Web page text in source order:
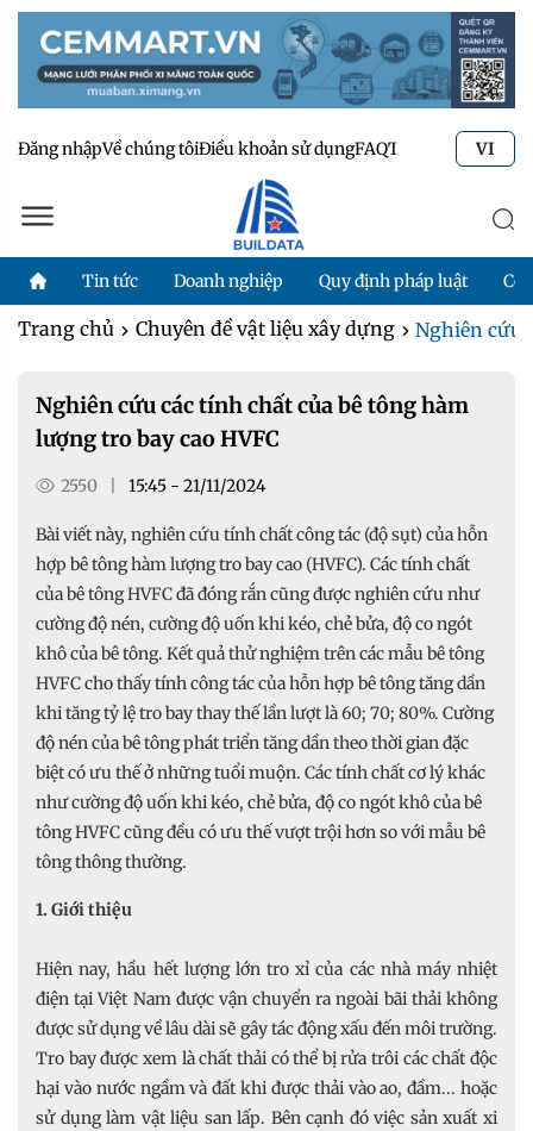
Đăng nhậpVề chúng tôiĐiều khoản sử dụngFAQTư vấn kỹ thuật
VI
Tin tức Doanh nghiệp Quy định pháp luật
Trang chủ Chuyên đề vật liệu xây dựng Nghiên cứu
Nghiên cứu các tính chất của bê tông hàm
lượng tro bay cao HVFC
2550 15:45 - 21/11/2024
Bài viết này, nghiên cứu tính chất công tác (độ sụt) của hỗn
hợp bê tông hàm lượng tro bay cao (HVFC). Các tính chất
của bê tông HVFC đã đóng rắn cũng được nghiên cứu như
cường độ nén, cường độ uốn khi kéo, chẻ bửa, độ co ngót
khô của bê tông. Kết quả thử nghiệm trên các mẫu bê tông
HVFC cho thấy tính công tác của hỗn hợp bê tông tăng dần
khi tăng tỷ lệ tro bay thay thế lần lượt là 60; 70; 80%. Cường
độ nén của bê tông phát triển tăng dần theo thời gian đặc
biệt có ưu thế ở những tuổi muộn. Các tính chất cơ lý khác
như cường độ uốn khi kéo, chẻ bửa, độ co ngót khô của bê
tông HVFC cũng đều có ưu thế vượt trội hơn so với mẫu bê
tông thông thường.
1. Giới thiệu
Hiện nay, hầu hết lượng lớn tro xỉ của các nhà máy nhiệt
điện tại Việt Nam được vận chuyển ra ngoài bãi thải không
được sử dụng về lâu dài sẽ gây tác động xấu đến môi trường.
Tro bay được xem là chất thải có thể bị rửa trôi các chất độc
hại vào nước ngầm và đất khi được thải vào ao, đầm... hoặc
sử dụng làm vật liệu san lấp. Bên cạnh đó việc sản xuất xi